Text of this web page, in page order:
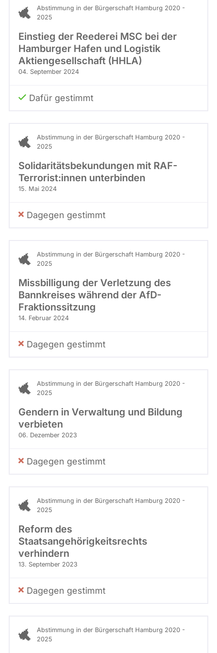
abgeordnetenwatch
werden.
Abstimmung in der Bürgerschaft Hamburg 2020 -
2025
Einstieg der Reederei MSC bei der
Hamburger Hafen und Logistik
Aktiengesellschaft (HHLA)
04. September 2024
Dafür gestimmt
Abstimmung in der Bürgerschaft Hamburg 2020 -
2025
Solidaritätsbekundungen mit RAF-
Terrorist:innen unterbinden
15. Mai 2024
Dagegen gestimmt
Abstimmung in der Bürgerschaft Hamburg 2020 -
2025
Missbilligung der Verletzung des
Bannkreises während der AfD-
Fraktionssitzung
14. Februar 2024
Dagegen gestimmt
Abstimmung in der Bürgerschaft Hamburg 2020 -
2025
Gendern in Verwaltung und Bildung
verbieten
06. Dezember 2023
Dagegen gestimmt
Abstimmung in der Bürgerschaft Hamburg 2020 -
2025
Reform des
Staatsangehörigkeitsrechts
verhindern
13. September 2023
Dagegen gestimmt
Abstimmung in der Bürgerschaft Hamburg 2020 -
2025